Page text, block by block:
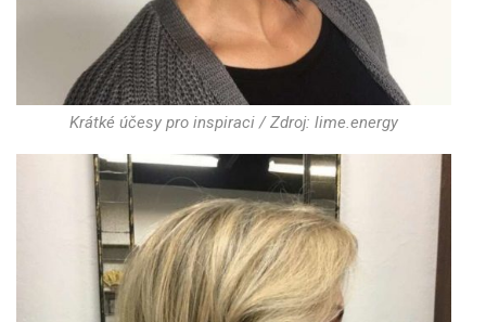
Krátké účesy pro inspiraci / Zdroj: lime.energy